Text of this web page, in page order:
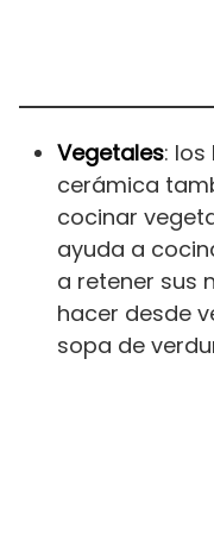
Vegetales:
cerámica
cocinar
ayuda a
a retener sus
hacer desde
sopa de